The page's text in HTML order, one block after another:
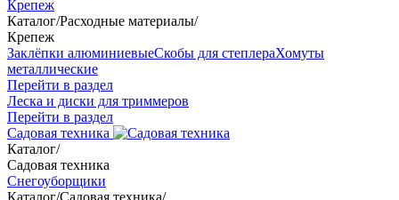
Крепеж
Каталог/Расходные материалы/
Крепеж
Заклёпки алюминиевыеСкобы для степлераХомуты
металлические
Перейти в раздел
Леска и диски для триммеров
Перейти в раздел
Садовая техника
Каталог/
Садовая техника
Снегоуборщики
Каталог/Садовая техника/